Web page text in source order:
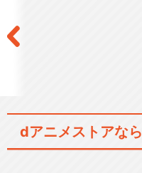
dアニメストアなら